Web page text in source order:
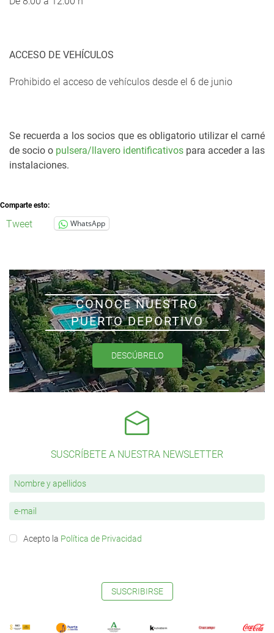
ACCESO DE VEHÍCULOS
Prohibido el acceso de vehículos desde el 6 de junio
Se recuerda a los socios que es obligatorio utilizar el carné
de socio o pulsera/llavero identificativos para acceder a las
instalaciones.
Comparte esto:
Tweet WhatsApp
CONOCE NUESTRO
PUERTO DEPORTIVO
DESCÚBRELO
SUSCRÍBETE A NUESTRA NEWSLETTER
Acepto la Política de Privacidad
SUSCRIBIRSE